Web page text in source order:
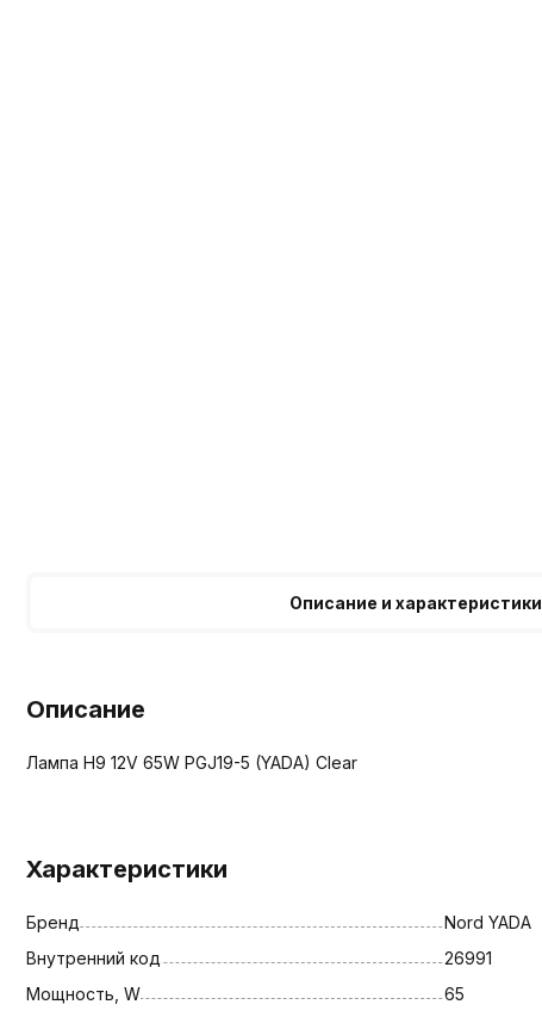
Описание и характеристики
Описание
Лампа H9 12V 65W PGJ19-5 (YADA) Clear
Характеристики
Бренд
Nord YADA
Внутренний код
26991
Мощность, W
65